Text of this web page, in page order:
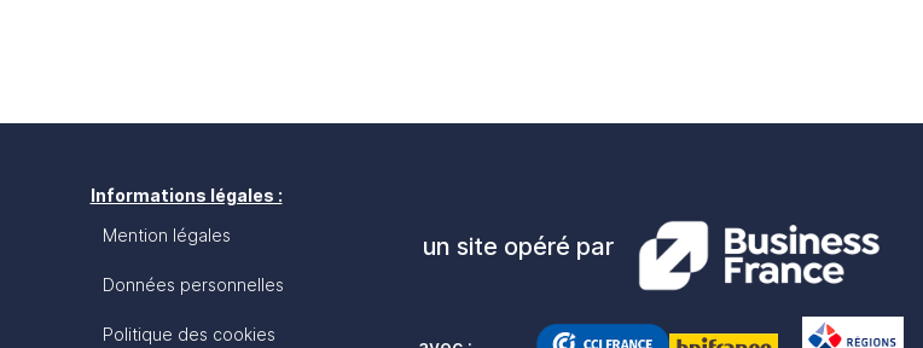
Informations légales :
Mention légales
Données personnelles
Politique des cookies
un site opéré par